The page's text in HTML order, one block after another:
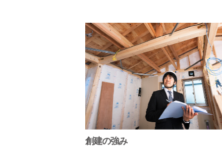
創建の強み